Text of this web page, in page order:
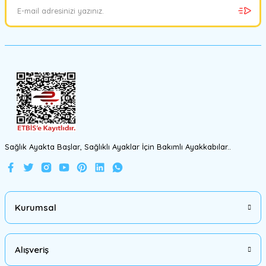
Ürün bilgilerinde hatalar bulunuyor.
Sağlık Ayakta Başlar, Sağlıklı Ayaklar İçin Bakımlı Ayakkabılar..
Kurumsal
Alışveriş